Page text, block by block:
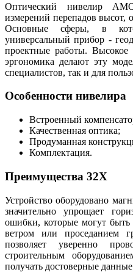
Оптический нивелир
измерений перепадов высот,
Основные сферы, в
универсальный прибор -
проектные работы. Высокое
эргономика делают эту
специалистов, так и для
Особенности нивелира
Встроенный
Качественная оптика;
Продуманная
Комплектация.
Преимущества 32X
Устройство оборудовано
значительно упрощает
ошибки, которые могут
ветром или проседанием
позволяет уверенно
строительным
получать достоверные